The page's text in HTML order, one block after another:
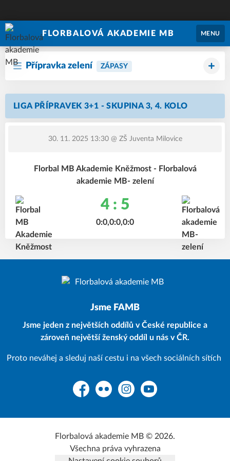
FLORBALOVÁ AKADEMIE MB MENU
Přípravka zelení ZÁPASY
LIGA PŘÍPRAVEK 3+1 - SKUPINA 3, 4. KOLO
30. 11. 2025 13:30@ ZŠ Juventa Milovice
Florbal MB Akademie Kněžmost - Florbalová
akademie MB- zelení
4 : 5
0:0,0:0,0:0
Jsme FAMB
Jsme jeden z největších oddílů v České republice a
zároveň největší ženský oddíl u nás v ČR.
Proto neváhej a sleduj naší cestu i na všech sociálních sítích
FacebookFlickr InstagramYouTube
Florbalová akademie MB © 2026.
Všechna práva vyhrazena